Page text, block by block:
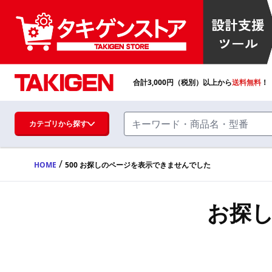
ハンドル・取手・つまみ・周辺機器
FA・A
合計3,000円（税別）以上から送料無料
カテゴリから探す
HOME / 500 お探しのページを表示できませんでした
お探